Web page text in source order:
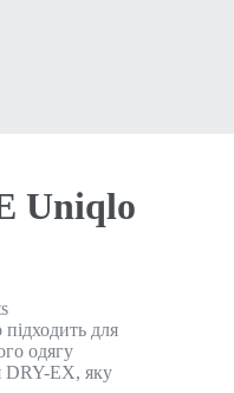
Uniqlo
для
одягу
DRY-EX, яку